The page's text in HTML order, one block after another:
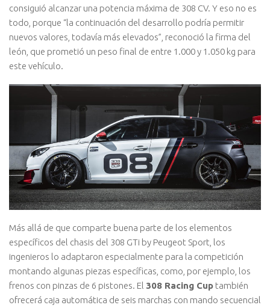
consiguió alcanzar una potencia máxima de 308 CV. Y eso no es
todo, porque “la continuación del desarrollo podría permitir
nuevos valores, todavía más elevados”, reconoció la firma del
león, que prometió un peso final de entre 1.000 y 1.050 kg para
este vehículo.
Más allá de que comparte buena parte de los elementos
específicos del chasis del 308 GTi by Peugeot Sport, los
ingenieros lo adaptaron especialmente para la competición
montando algunas piezas específicas, como, por ejemplo, los
frenos con pinzas de 6 pistones. El 308 Racing Cup también
ofrecerá caja automática de seis marchas con mando secuencial